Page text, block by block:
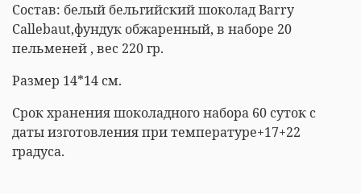
Состав: белый бельгийский шоколад Barry
Callebaut,фундук обжаренный, в наборе 20
пельменей , вес 220 гр.
Размер 14*14 см.
Срок хранения шоколадного набора 60 суток с
даты изготовления при температуре+17+22
градуса.